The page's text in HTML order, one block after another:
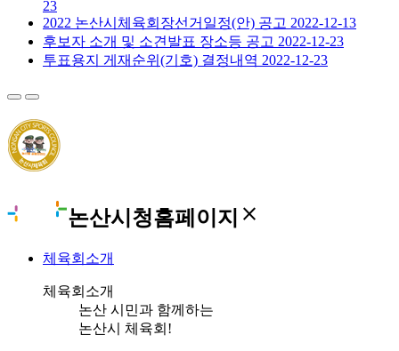
23
2022 논산시체육회장선거일정(안) 공고 2022-12-13
후보자 소개 및 소견발표 장소등 공고 2022-12-23
투표용지 게재순위(기호) 결정내역 2022-12-23
논산시청홈페이지 close
체육회소개
체육회소개
논산 시민과 함께하는
논산시 체육회!